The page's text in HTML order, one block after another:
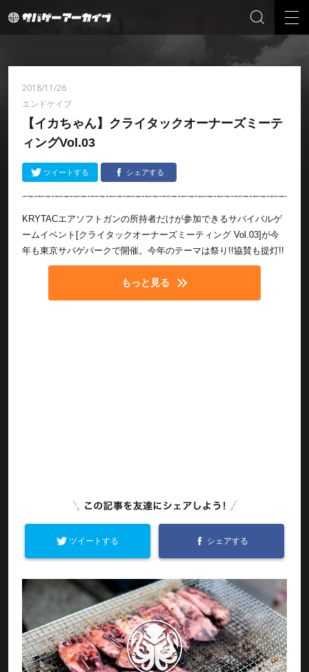
2018/11/26
エンドケイプ
【イカちゃん】クライタックオーナーズミーテ
ィングVol.03
ツイートする シェアする
KRYTACエアソフトガンの所持者だけが参加できるサバイバルゲ
ームイベント[クライタックオーナーズミーティング Vol.03]が今
年も東京サバゲパークで開催。今年のテーマは祭り!!協賛も提灯!!
もっと見る
ツイートする シェアする